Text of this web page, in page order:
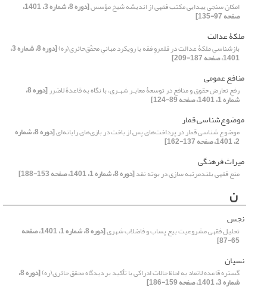
امکان سنجی پیدایی مکتب فقهی از اندیشه شیخ مؤسس [دوره 8، شماره 3، 1401،
صفحه 97-135]
ملکۀ عدالت
بازشناسیِ ملکۀ عدالت در قلمروِ فقه با رویکرد مبانیِ محقّق‌حائری(ره) [دوره 8، شماره 3،
1401، صفحه 187-209]
منافع عمومی
رفعِ تعارض حقوق و منافع در توسعۀ معابـر شهـری، با نگاه به قاعدۀ لاضرر [دوره 8،
شماره 1، 1401، صفحه 89-124]
موضوع‌شناسی قمار
موضوع شناسی قمار در پرداخت‌های پس از باخت در بازی‌های رایانه‌ای [دوره 8، شماره
2، 1401، صفحه 137-162]
میراث فرهنگی
منع فقهی بلندمرتبه سازی در بوته نقد[دوره 8، شماره 1، 1401، صفحه 153-188]
ن
نجس
تحلیل فقهی مشروعیت بیع پساب و فاضلاب شهری [دوره 8، شماره 1، 1401، صفحه
65-87]
نسیان
گستره قاعده لاتعاد به لحاظ حالات ادراکی با تأکید بر دیدگاه محقق حائری(ره) [دوره 8،
شماره 3، 1401، صفحه 159-186]